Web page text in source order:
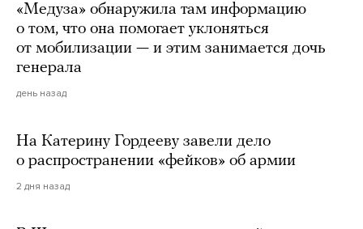
«Медуза» обнаружила там информацию
о том, что она помогает уклоняться
от мобилизации — и этим занимается дочь
генерала
день назад
На Катерину Гордееву завели дело
о распространении «фейков» об армии
2 дня назад